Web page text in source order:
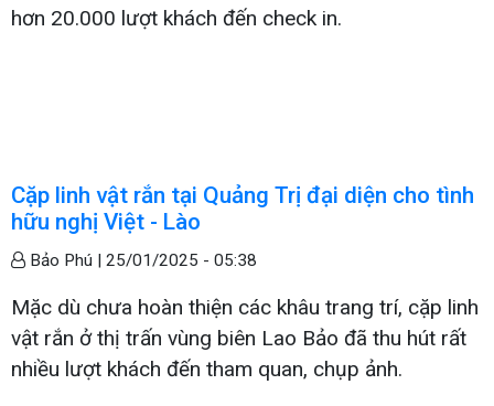
hơn 20.000 lượt khách đến check in.
Cặp linh vật rắn tại Quảng Trị đại diện cho tình
hữu nghị Việt - Lào
Bảo Phú | 25/01/2025 - 05:38
Mặc dù chưa hoàn thiện các khâu trang trí, cặp linh
vật rắn ở thị trấn vùng biên Lao Bảo đã thu hút rất
nhiều lượt khách đến tham quan, chụp ảnh.